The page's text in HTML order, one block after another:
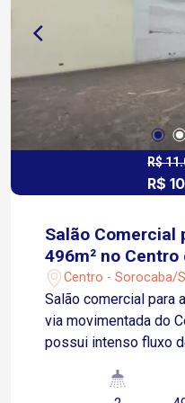
R$
R$
Salão Comercial
496m² no
Centro - Sorocaba/
Salão comercial para
via movimentada do
possui intenso fluxo
bancárias,